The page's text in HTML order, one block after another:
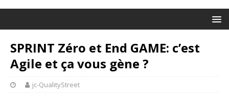
SPRINT Zéro et End GAME: c’est
Agile et ça vous gène ?
jc-QualityStreet